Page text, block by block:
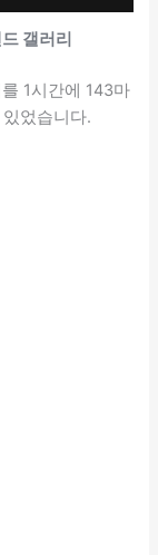
갤러리
1시간에 143마
었습니다.